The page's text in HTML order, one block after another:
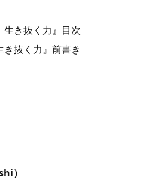
き抜く力』目次
き抜く力』前書き
）